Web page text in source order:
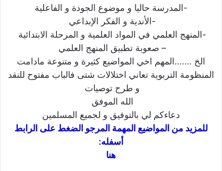
-المدرسة حاليا و موضوع الجودة و الفاعلية
-الأندية و الفكر الإبداعي
-المنهج العلمي في المواد العلمية و المرحلة الابتدائية
– صعوبة تطبيق المنهج العلمي
الخ …….المهم اخي المواضيع كثيرة و متنوعة مادامت
المنظومة التربوية تعاني اختلالات شتى فالباب مفتوح للنقد
و طرح توصيات
الله الموفق
دعاءكم لي بالتوفيق و لجميع المسلمين
للمزيد من المواضيع المهمة المرجو الضغط على الرابط
أسفله:
هنا